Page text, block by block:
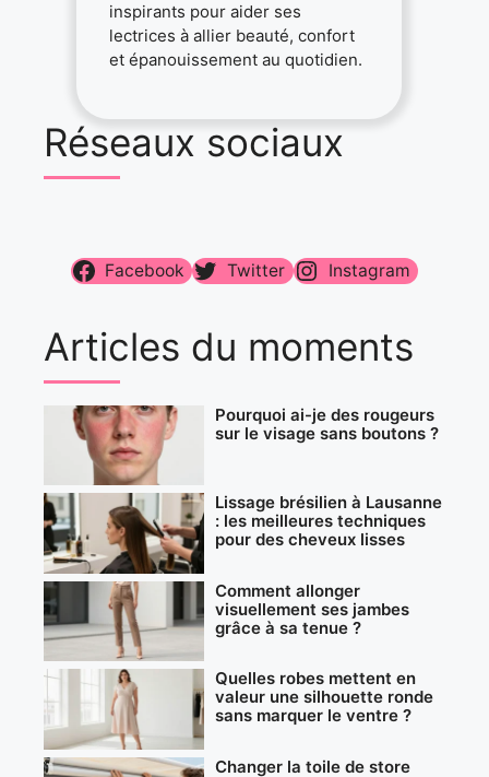
inspirants pour aider ses
lectrices à allier beauté, confort
et épanouissement au quotidien.
Réseaux sociaux
Facebook Twitter Instagram
Articles du moments
Pourquoi ai-je des rougeurs
sur le visage sans boutons ?
Lissage brésilien à Lausanne
: les meilleures techniques
pour des cheveux lisses
Comment allonger
visuellement ses jambes
grâce à sa tenue ?
Quelles robes mettent en
valeur une silhouette ronde
sans marquer le ventre ?
Changer la toile de store